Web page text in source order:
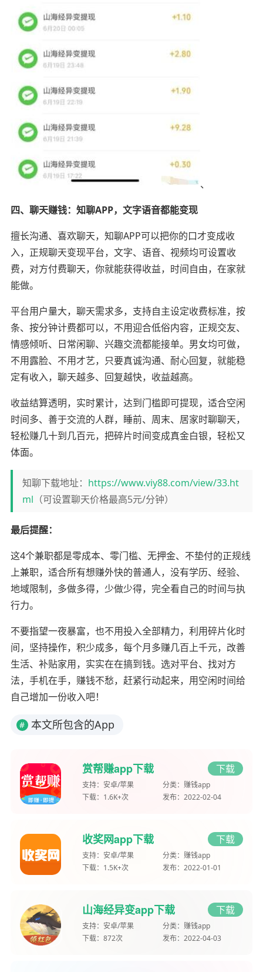
、
四、聊天赚钱：知聊APP，文字语音都能变现
擅长沟通、喜欢聊天，知聊APP可以把你的口才变成收
入，正规聊天变现平台，文字、语音、视频均可设置收
费，对方付费聊天，你就能获得收益，时间自由，在家就
能做。
平台用户量大，聊天需求多，支持自主设定收费标准，按
条、按分钟计费都可以，不用迎合低俗内容，正规交友、
情感倾听、日常闲聊、兴趣交流都能接单。男女均可做，
不用露脸、不用才艺，只要真诚沟通、耐心回复，就能稳
定有收入，聊天越多、回复越快，收益越高。
收益结算透明，实时累计，达到门槛即可提现，适合空闲
时间多、善于交流的人群，睡前、周末、居家时聊聊天，
轻松赚几十到几百元，把碎片时间变成真金白银，轻松又
体面。
知聊下载地址： https://www.viy88.com/view/33.ht
ml （可设置聊天价格最高5元/分钟）
最后提醒：
这4个兼职都是零成本、零门槛、无押金、不垫付的正规线
上兼职，适合所有想赚外快的普通人，没有学历、经验、
地域限制，多做多得，少做少得，完全看自己的时间与执
行力。
不要指望一夜暴富，也不用投入全部精力，利用碎片化时
间，坚持操作，积少成多，每个月多赚几百上千元，改善
生活、补贴家用，实实在在搞到钱。选对平台、找对方
法，手机在手，赚钱不愁，赶紧行动起来，用空闲时间给
自己增加一份收入吧！
# 本文所包含的App
赏帮赚app下载 下载
支持： 安卓/苹果 分类： 赚钱app
下载： 1.6K+次 发布： 2022-02-04
收奖网app下载 下载
支持： 安卓/苹果 分类： 赚钱app
下载： 1.5K+次 发布： 2022-01-01
山海经异变app下载 下载
支持： 安卓/苹果 分类： 赚钱app
下载： 872次 发布： 2022-04-03